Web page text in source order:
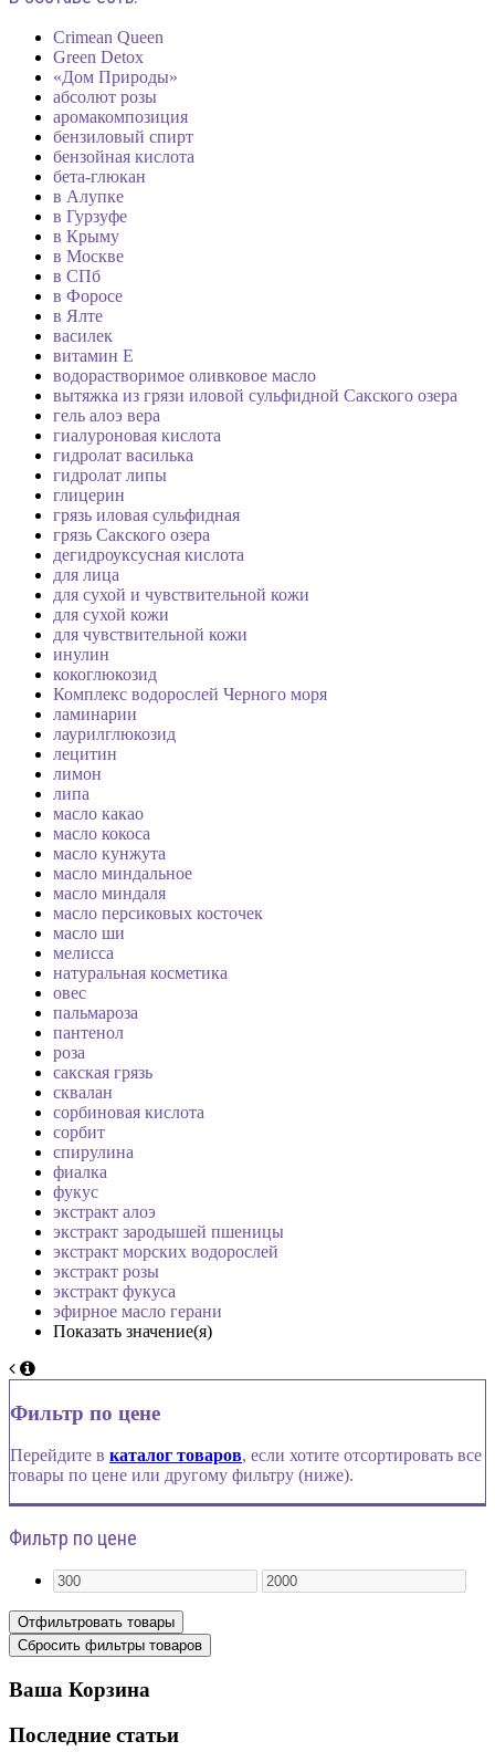
Crimean Queen
Green Detox
«Дом Природы»
абсолют розы
аромакомпозиция
бензиловый спирт
бензойная кислота
бета-глюкан
в Алупке
в Гурзуфе
в Крыму
в Москве
в СПб
в Форосе
в Ялте
василек
витамин Е
водорастворимое оливковое масло
вытяжка из грязи иловой сульфидной Сакского озера
гель алоэ вера
гиалуроновая кислота
гидролат василька
гидролат липы
глицерин
грязь иловая сульфидная
грязь Сакского озера
дегидроуксусная кислота
для лица
для сухой и чувствительной кожи
для сухой кожи
для чувствительной кожи
инулин
кокоглюкозид
Комплекс водорослей Черного моря
ламинарии
лаурилглюкозид
лецитин
лимон
липа
масло какао
масло кокоса
масло кунжута
масло миндальное
масло миндаля
масло персиковых косточек
масло ши
мелисса
натуральная косметика
овес
пальмароза
пантенол
роза
сакская грязь
сквалан
сорбиновая кислота
сорбит
спирулина
фиалка
фукус
экстракт алоэ
экстракт зародышей пшеницы
экстракт морских водорослей
экстракт розы
экстракт фукуса
эфирное масло герани
Показать значение(я)
Фильтр по цене
Перейдите в каталог товаров, если хотите отсортировать все
товары по цене или другому фильтру (ниже).
Фильтр по цене
Ваша Корзина
Последние статьи